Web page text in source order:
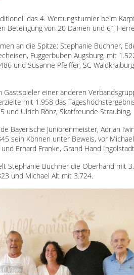
das 4. Wertungsturnier beim
Beteiligung von 20 Damen und 61
an die Spitze: Stephanie Buchner,
Fuggerbuben Augsburg, mit
und Susanne Pfeiffer, SC
Gastspieler einer anderen
mit 1.958 das
und Ulrich Rönz, Skatfreunde
Bayerische Juniorenmeister, Adrian
sein Können unter Beweis, vor
Erhard Franke, Grand Hand
Stephanie Buchner die Oberhand mit
und Michael Alt mit 3.724.